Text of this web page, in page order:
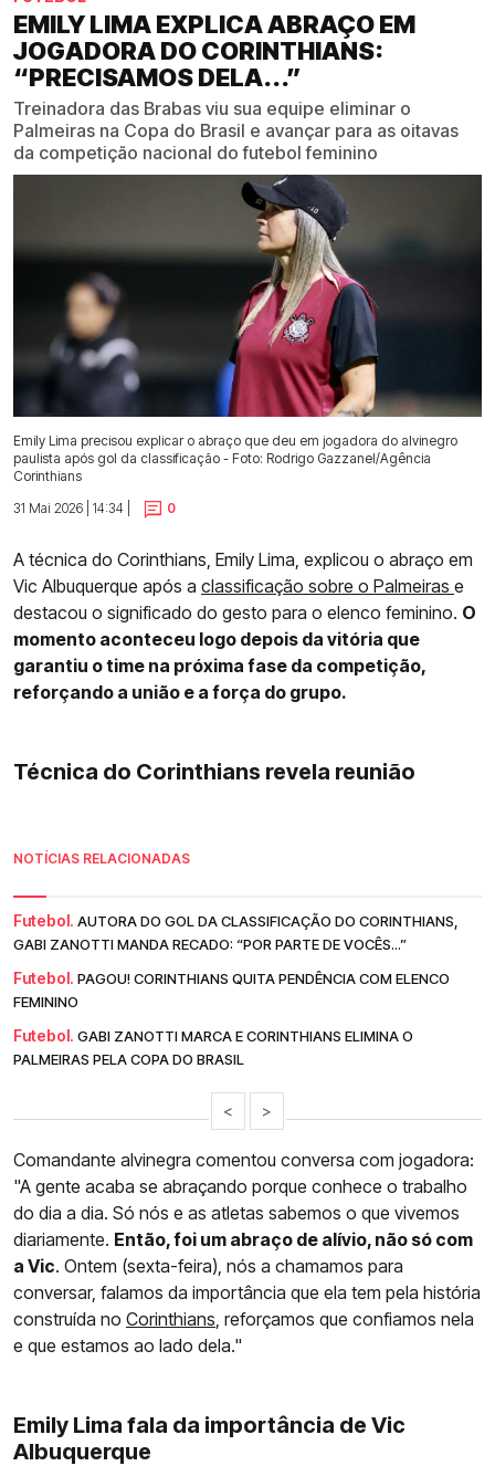
EMILY LIMA EXPLICA ABRAÇO EM
JOGADORA DO CORINTHIANS:
“PRECISAMOS DELA...”
Treinadora das Brabas viu sua equipe eliminar o
Palmeiras na Copa do Brasil e avançar para as oitavas
da competição nacional do futebol feminino
Emily Lima precisou explicar o abraço que deu em jogadora do alvinegro
paulista após gol da classificação - Foto: Rodrigo Gazzanel/Agência
Corinthians
31 Mai 2026 | 14:34 |
0
A técnica do Corinthians, Emily Lima, explicou o abraço em
Vic Albuquerque após a classificação sobre o Palmeiras e
destacou o significado do gesto para o elenco feminino. O
momento aconteceu logo depois da vitória que
garantiu o time na próxima fase da competição,
reforçando a união e a força do grupo.
Técnica do Corinthians revela reunião
NOTÍCIAS RELACIONADAS
Futebol. AUTORA DO GOL DA CLASSIFICAÇÃO DO CORINTHIANS,
GABI ZANOTTI MANDA RECADO: “POR PARTE DE VOCÊS...”
Futebol. PAGOU! CORINTHIANS QUITA PENDÊNCIA COM ELENCO
FEMININO
Futebol. GABI ZANOTTI MARCA E CORINTHIANS ELIMINA O
PALMEIRAS PELA COPA DO BRASIL
< >
Comandante alvinegra comentou conversa com jogadora:
"A gente acaba se abraçando porque conhece o trabalho
do dia a dia. Só nós e as atletas sabemos o que vivemos
diariamente. Então, foi um abraço de alívio, não só com
a Vic. Ontem (sexta-feira), nós a chamamos para
conversar, falamos da importância que ela tem pela história
construída no Corinthians , reforçamos que confiamos nela
e que estamos ao lado dela."
Emily Lima fala da importância de Vic
Albuquerque